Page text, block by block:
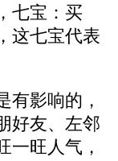
七宝：买
这七宝代表
有影响的，
好友、左邻
一旺人气，